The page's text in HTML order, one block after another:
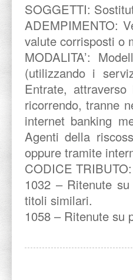
SOGGETTI:
ADEMPIMENTO:
valute corrisposti o
MODALITA’:
(utilizzando i
Entrate,
ricorrendo, tranne
internet banking
Agenti della
oppure tramite
CODICE TRIBUTO:
1032 – Ritenute
titoli similari.
1058 – Ritenute su